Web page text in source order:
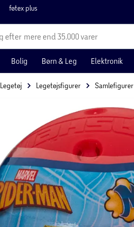
føtex plus
mere end 35.000 varer
Bolig Børn & Leg Elektronik
Legetøj Legetøjsfigurer Samlefigurer